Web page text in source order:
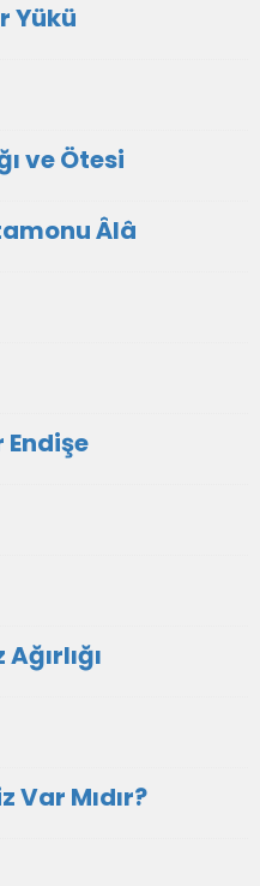
Yükü
ve Ötesi
Âlâ
Endişe
Var Mıdır?